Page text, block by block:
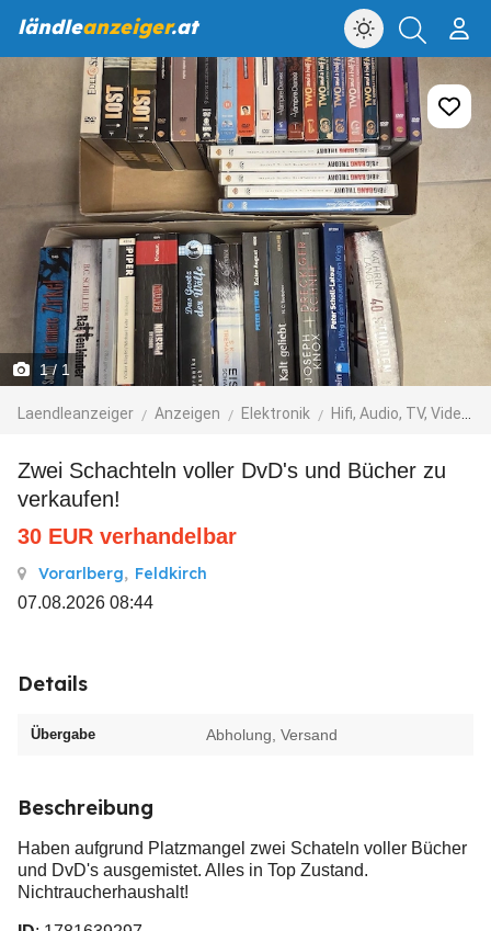
ländleanzeiger.at
1/ 1
Laendleanzeiger Anzeigen Elektronik Hifi, Audio, TV, Video, Foto
Zwei Schachteln voller DvD's und Bücher zu
verkaufen!
30 EUR verhandelbar
Vorarlberg, Feldkirch
07.08.2026 08:44
Details
Übergabe Abholung, Versand
Beschreibung
Haben aufgrund Platzmangel zwei Schateln voller Bücher
und DvD's ausgemistet. Alles in Top Zustand.
Nichtraucherhaushalt!